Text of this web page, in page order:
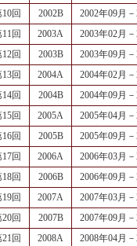
回
2002B
2002年09月
回
2003A
2003年02月
回
2003B
2003年09月
回
2004A
2004年02月
回
2004B
2004年09月
回
2005A
2005年04月
回
2005B
2005年09月
回
2006A
2006年03月
回
2006B
2006年09月
回
2007A
2007年03月
回
2007B
2007年09月
回
2008A
2008年04月